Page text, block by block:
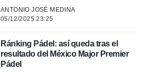
ANTONIO JOSÉ MEDINA
05/12/2025 23:25
Ránking Pádel: así queda tras el
resultado del México Major Premier
Pádel